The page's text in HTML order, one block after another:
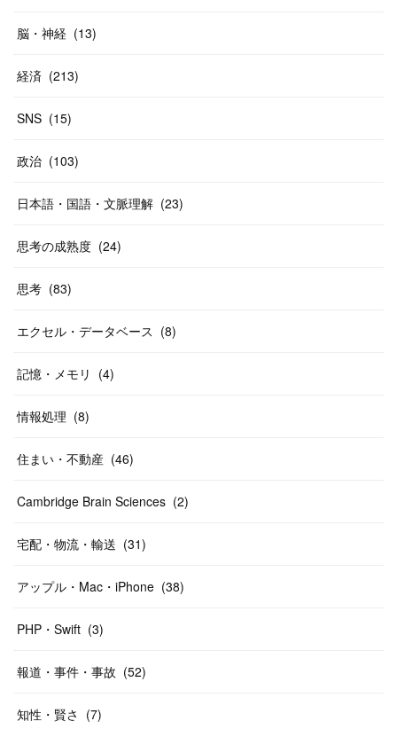
脳・神経 (13)
経済 (213)
SNS (15)
政治 (103)
日本語・国語・文脈理解 (23)
思考の成熟度 (24)
思考 (83)
エクセル・データベース (8)
記憶・メモリ (4)
情報処理 (8)
住まい・不動産 (46)
Cambridge Brain Sciences (2)
宅配・物流・輸送 (31)
アップル・Mac・iPhone (38)
PHP・Swift (3)
報道・事件・事故 (52)
知性・賢さ (7)